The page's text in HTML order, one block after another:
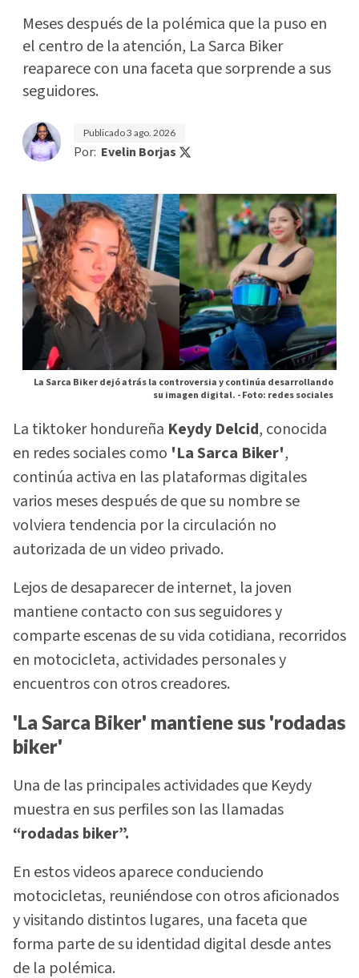
Meses después de la polémica que la puso en
el centro de la atención, La Sarca Biker
reaparece con una faceta que sorprende a sus
seguidores.
Publicado3 ago. 2026
Por: Evelin Borjas
La Sarca Biker dejó atrás la controversia y continúa desarrollando
su imagen digital. -Foto: redes sociales
La tiktoker hondureña Keydy Delcid, conocida
en redes sociales como 'La Sarca Biker',
continúa activa en las plataformas digitales
varios meses después de que su nombre se
volviera tendencia por la circulación no
autorizada de un video privado.
Lejos de desaparecer de internet, la joven
mantiene contacto con sus seguidores y
comparte escenas de su vida cotidiana, recorridos
en motocicleta, actividades personales y
encuentros con otros creadores.
'La Sarca Biker' mantiene sus 'rodadas
biker'
Una de las principales actividades que Keydy
muestra en sus perfiles son las llamadas
“rodadas biker”.
En estos videos aparece conduciendo
motocicletas, reuniéndose con otros aficionados
y visitando distintos lugares, una faceta que
forma parte de su identidad digital desde antes
de la polémica.